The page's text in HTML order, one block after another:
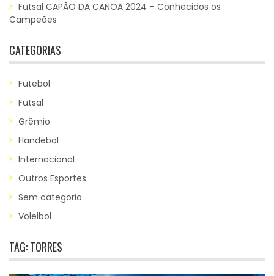
Futsal CAPÃO DA CANOA 2024 – Conhecidos os
Campeões
CATEGORIAS
Futebol
Futsal
Grêmio
Handebol
Internacional
Outros Esportes
Sem categoria
Voleibol
TAG:TORRES